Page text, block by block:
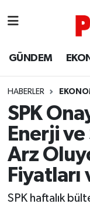
GÜNDEM
HABERLER
SPK
Enerji
Arz
Fiyatları
SPK haftalık
Ayvalık
Balya
Bandırma
Bigadiç
Balıkesir
Balıkesir
Balıkesir
Süper Lig
Tüm